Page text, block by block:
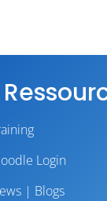
Login
| Blogs